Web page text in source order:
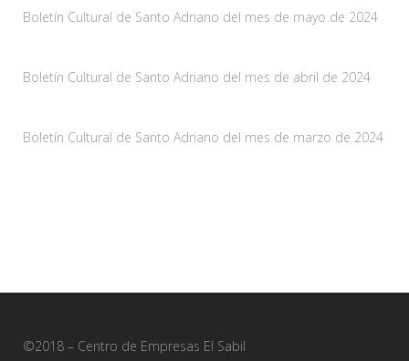
Boletín Cultural de Santo Adriano del mes de mayo de 2024
Boletín Cultural de Santo Adriano del mes de abril de 2024
Boletín Cultural de Santo Adriano del mes de marzo de 2024
©2018 – Centro de Empresas El Sabil